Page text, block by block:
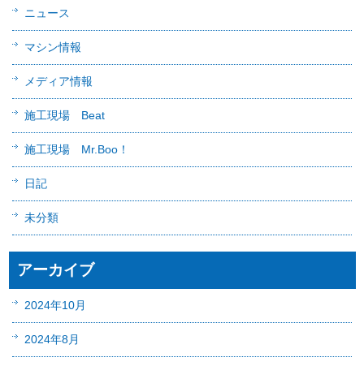
ニュース
マシン情報
メディア情報
施工現場 Beat
施工現場 Mr.Boo！
日記
未分類
アーカイブ
2024年10月
2024年8月